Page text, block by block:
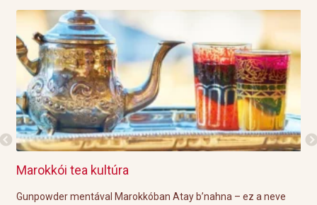
Marokkói tea kultúra
Gunpowder mentával Marokkóban Atay b’nahna – ez a neve